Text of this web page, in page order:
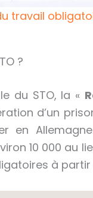
travail
?
du STO, la «
d’un
en
10 000 au
à